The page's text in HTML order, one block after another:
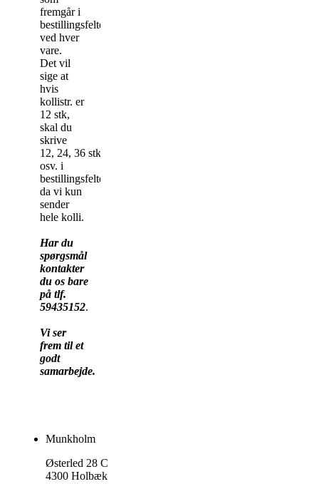
fremgår i
bestillingsfeltet
ved hver
vare.
Det vil
sige at
hvis
kollistr. er
12 stk,
skal du
skrive
12, 24, 36 stk
osv. i
bestillingsfeltet,
da vi kun
sender
hele kolli.
Har du
spørgsmål
kontakter
du os bare
på tlf.
59435152.
Vi ser
frem til et
godt
samarbejde.
Munkholm
Østerled 28 C
4300 Holbæk